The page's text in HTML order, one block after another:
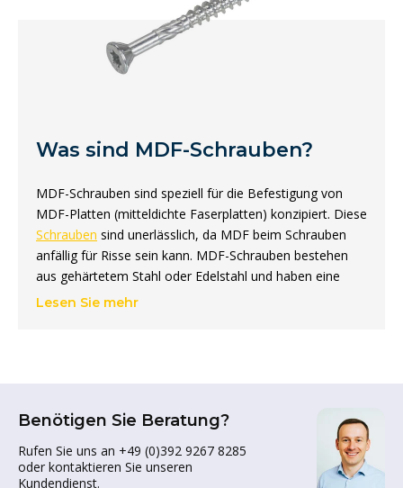
Was sind MDF-Schrauben?
MDF-Schrauben sind speziell für die Befestigung von
MDF-Platten (mitteldichte Faserplatten) konzipiert. Diese
Schrauben sind unerlässlich, da MDF beim Schrauben
anfällig für Risse sein kann. MDF-Schrauben bestehen
aus gehärtetem Stahl oder Edelstahl und haben eine
scharfe Spitze und ein spezielles Gewinde, wodurch sie
Anwendungen in der Möbelindustrie und im
Woodies bieten hochwertige MDF-Schrauben an, die für
starke und zuverlässige Verbindungen sorgen. Durch ihr
Lesen Sie mehr
Benötigen Sie Beratung?
Rufen Sie uns an +49 (0)392 9267 8285
oder kontaktieren Sie unseren
Kundendienst.